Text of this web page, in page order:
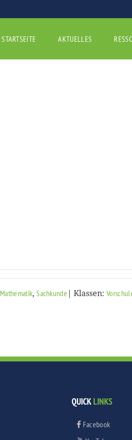
STARTSEITE AKTUELLES
Mathematik,Sachkunde | Klassen:
QUICKLINKS
Facebook